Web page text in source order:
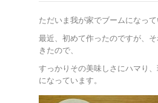
ただいま我が家でブームになって
最近、初めて作ったのですが、
きたので、
すっかりその美味しさにハマり
になっています。